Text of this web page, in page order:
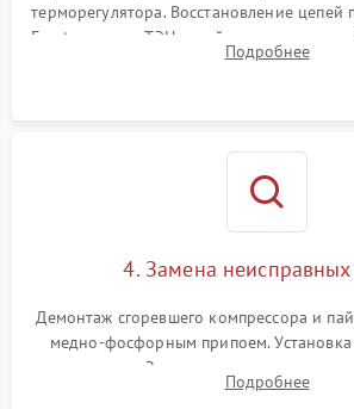
терморегулятора. Восстановление цепей
Frost, включая ТЭН оттайки и вентилятор.
платы управления при сбоях
Подробнее
4. Замена неисправных
Демонтаж сгоревшего компрессора и
медно-фосфорным припоем.
осушителя. Замена изношенных
сломанных заслонок илиПодробнее